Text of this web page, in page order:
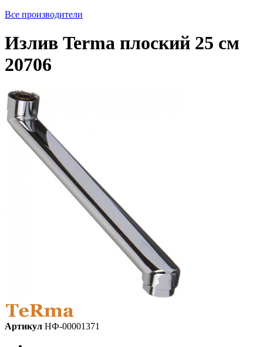
Все производители
Излив Terma плоский 25 см
20706
Артикул НФ-00001371